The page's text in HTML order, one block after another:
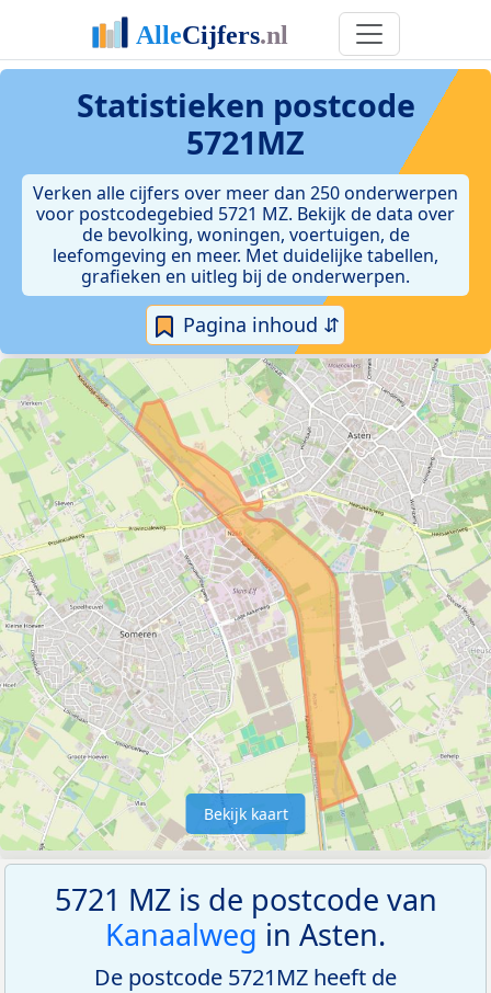
Statistieken postcode
5721MZ
Verken alle cijfers over meer dan 250 onderwerpen
voor postcodegebied 5721 MZ. Bekijk de data over
de bevolking, woningen, voertuigen, de
leefomgeving en meer. Met duidelijke tabellen,
grafieken en uitleg bij de onderwerpen.
Pagina inhoud ⇵
Bekijk kaart
5721 MZ is de postcode van
Kanaalweg in Asten.
De postcode 5721MZ heeft de